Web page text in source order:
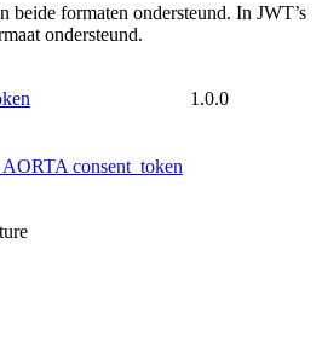
formaten ondersteund. In JWT’s
ondersteund.
1.0.0
consent_token